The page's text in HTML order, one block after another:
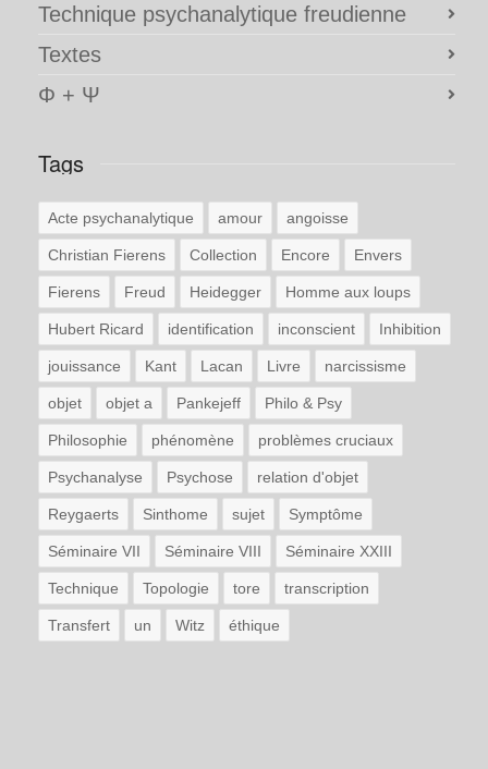
Technique psychanalytique freudienne
Textes
Φ + Ψ
Tags
Acte psychanalytique amour angoisse
Christian Fierens Collection Encore Envers
Fierens Freud Heidegger Homme aux loups
Hubert Ricard identification inconscient Inhibition
jouissance Kant Lacan Livre narcissisme
objet objet a Pankejeff Philo & Psy
Philosophie phénomène problèmes cruciaux
Psychanalyse Psychose relation d'objet
Reygaerts Sinthome sujet Symptôme
Séminaire VII Séminaire VIII Séminaire XXIII
Technique Topologie tore transcription
Transfert un Witz éthique